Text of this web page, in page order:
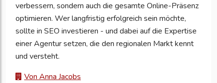
verbessern, sondern auch die gesamte Online-Präsenz
optimieren. Wer langfristig erfolgreich sein möchte,
sollte in SEO investieren - und dabei auf die Expertise
einer Agentur setzen, die den regionalen Markt kennt
und versteht.
Von Anna Jacobs